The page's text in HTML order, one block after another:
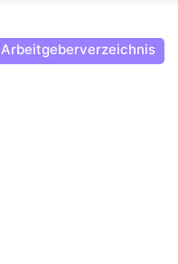
Arbeitgeberverzeichnis